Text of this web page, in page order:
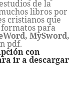
de la
libros por
cristianos que
para
MySword,
pdf.
con
ir a descargar